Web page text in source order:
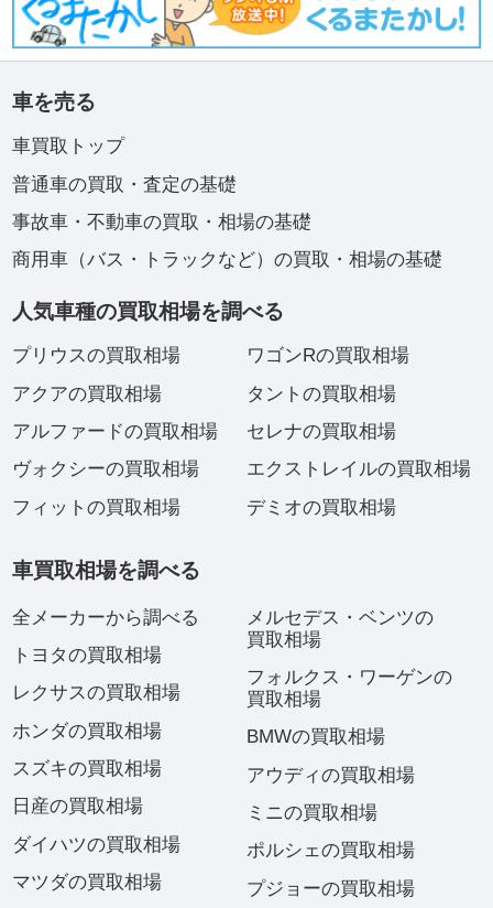
車を売る
車買取トップ
普通車の買取・査定の基礎
事故車・不動車の買取・相場の基礎
商用車（バス・トラックなど）の買取・相場の基礎
人気車種の買取相場を調べる
プリウスの買取相場
アクアの買取相場
アルファードの買取相場
ヴォクシーの買取相場
フィットの買取相場
ワゴンRの買取相場
タントの買取相場
セレナの買取相場
エクストレイルの買取相場
デミオの買取相場
車買取相場を調べる
全メーカーから調べる
トヨタの買取相場
レクサスの買取相場
ホンダの買取相場
スズキの買取相場
日産の買取相場
ダイハツの買取相場
マツダの買取相場
メルセデス・ベンツの
買取相場
フォルクス・ワーゲンの
買取相場
BMWの買取相場
アウディの買取相場
ミニの買取相場
ポルシェの買取相場
プジョーの買取相場